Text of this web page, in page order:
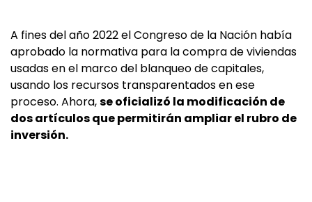
A fines del año 2022 el Congreso de la Nación había
aprobado la normativa para la compra de viviendas
usadas en el marco del blanqueo de capitales,
usando los recursos transparentados en ese
proceso. Ahora,se oficializó la modificación de
dos artículos que permitirán ampliar el rubro de
inversión.